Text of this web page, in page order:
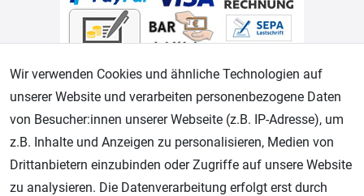
Geprüfter Shop
Wir verwenden Cookies und ähnliche Technologien auf
unserer Website und verarbeiten personenbezogene Daten
von Besucher:innen unserer Webseite (z.B. IP-Adresse), um
z.B. Inhalte und Anzeigen zu personalisieren, Medien von
Drittanbietern einzubinden oder Zugriffe auf unsere Website
zu analysieren. Die Datenverarbeitung erfolgt erst durch